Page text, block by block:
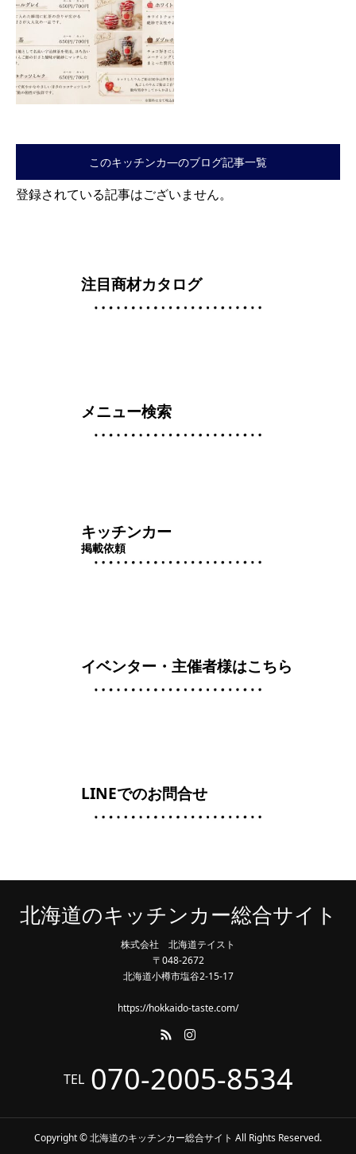
このキッチンカ―のブログ記事一覧
登録されている記事はございません。
注目商材カタログ
メニュー検索
キッチンカー
掲載依頼
イベンター・主催者様はこちら
LINEでのお問合せ
北海道のキッチンカー総合サイト
株式会社 北海道テイスト
〒048-2672
北海道小樽市塩谷2-15-17
https://hokkaido-taste.com/
TEL 070-2005-8534
Copyright © 北海道のキッチンカー総合サイト All Rights Reserved.